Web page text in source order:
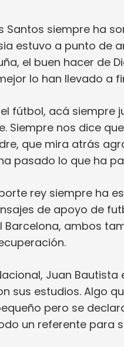
Santos siempre ha
estuvo a punto de
el buen hacer de
lo han llevado a
el fútbol, acá siempre
Siempre nos dice
que mira atrás
pasado lo que ha
rey siempre ha
de apoyo de
Barcelona, ambos
Juan
sus estudios. Algo
pero se
un referente para